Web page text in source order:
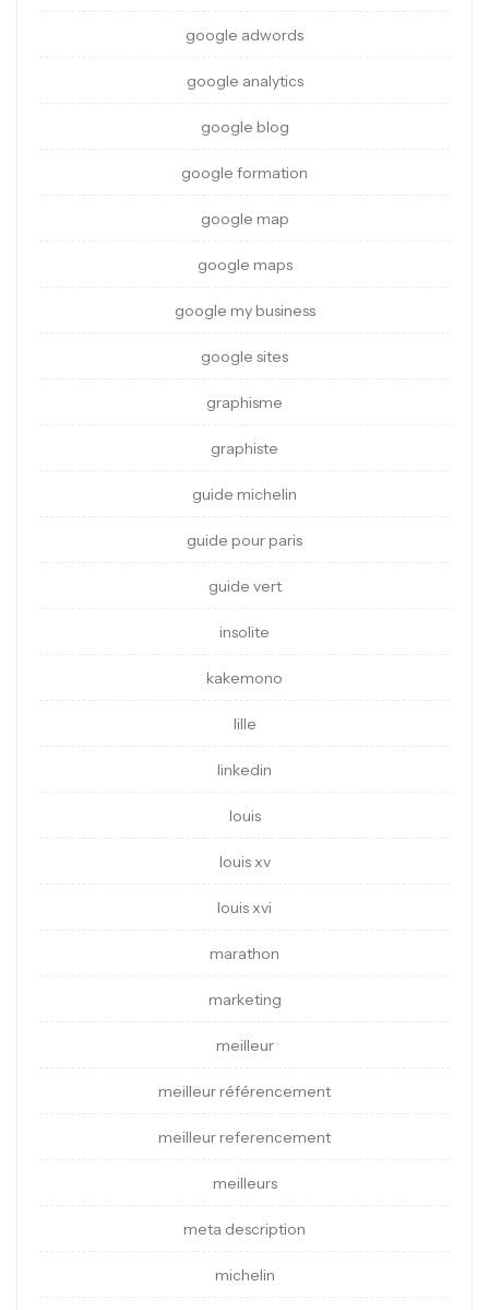
google adwords
google analytics
google blog
google formation
google map
google maps
google my business
google sites
graphisme
graphiste
guide michelin
guide pour paris
guide vert
insolite
kakemono
lille
linkedin
louis
louis xv
louis xvi
marathon
marketing
meilleur
meilleur référencement
meilleur referencement
meilleurs
meta description
michelin